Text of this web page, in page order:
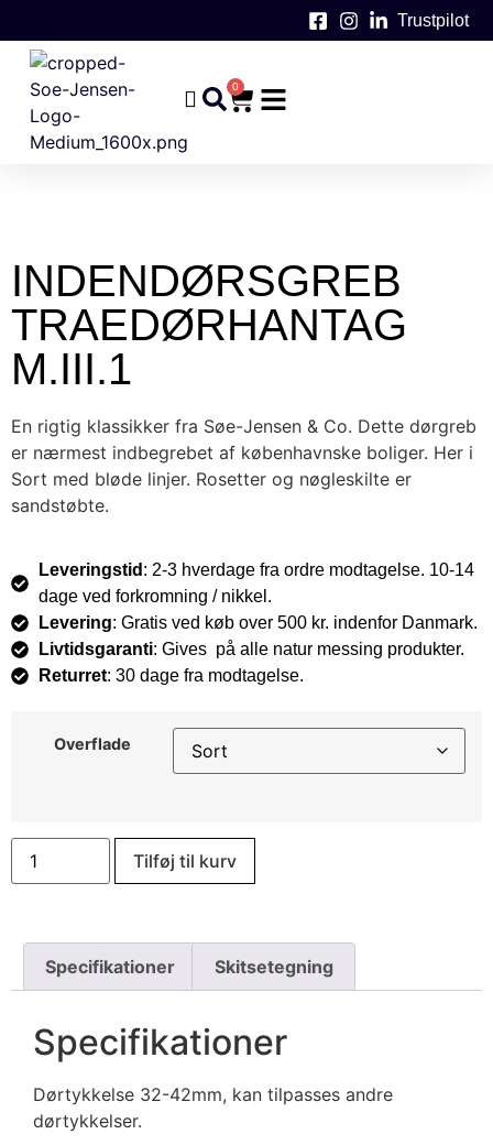
Trustpilot
0
INDENDØRSGREB
TRAEDØRHANTAG
M.III.1
En rigtig klassikker fra Søe-Jensen & Co. Dette dørgreb
er nærmest indbegrebet af københavnske boliger. Her i
Sort med bløde linjer. Rosetter og nøgleskilte er
sandstøbte.
Leveringstid : 2-3 hverdage fra ordre modtagelse. 10-14
dage ved forkromning / nikkel.
Levering: Gratis ved køb over 500 kr. indenfor Danmark.
Livtidsgaranti: Gives på alle natur messing produkter.
Returret: 30 dage fra modtagelse.
Overflade
Tilføj til kurv
Specifikationer Skitsetegning
Specifikationer
Dørtykkelse 32-42mm, kan tilpasses andre
dørtykkelser.